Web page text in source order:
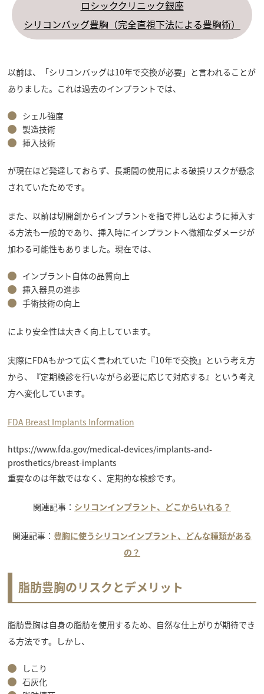
ロシッククリニック銀座
シリコンバッグ豊胸（完全直視下法による豊胸術）
以前は、「シリコンバッグは10年で交換が必要」と言われることが
ありました。これは過去のインプラントでは、
シェル強度
製造技術
挿入技術
が現在ほど発達しておらず、長期間の使用による破損リスクが懸念
されていたためです。
また、以前は切開創からインプラントを指で押し込むように挿入す
る方法も一般的であり、挿入時にインプラントへ微細なダメージが
加わる可能性もありました。現在では、
インプラント自体の品質向上
挿入器具の進歩
手術技術の向上
により安全性は大きく向上しています。
実際にFDAもかつて広く言われていた『10年で交換』という考え方
から、『定期検診を行いながら必要に応じて対応する』という考え
方へ変化しています。
FDA Breast Implants Information
https://www.fda.gov/medical-devices/implants-and-
prosthetics/breast-implants
重要なのは年数ではなく、定期的な検診です。
関連記事： シリコンインプラント、どこからいれる？
関連記事： 豊胸に使うシリコンインプラント、どんな種類がある
の？
脂肪豊胸のリスクとデメリット
脂肪豊胸は自身の脂肪を使用するため、自然な仕上がりが期待でき
る方法です。しかし、
しこり
石灰化